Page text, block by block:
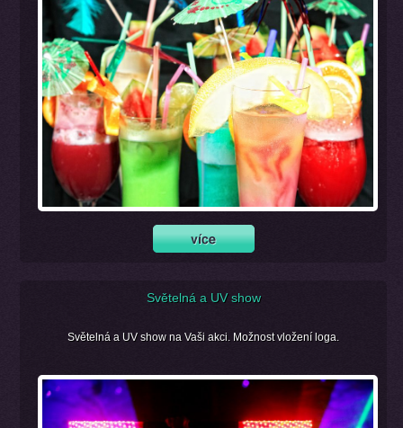
Světelná a UV show
Světelná a UV show na Vaši akci. Možnost vložení loga.